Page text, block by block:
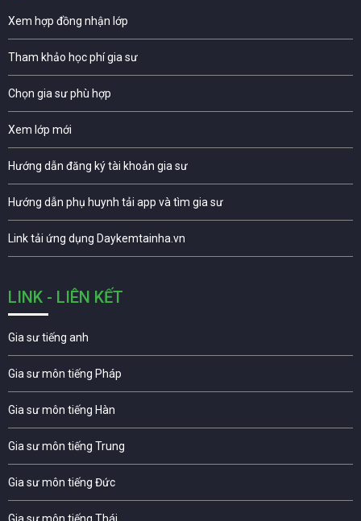
Xem hợp đồng nhận lớp
Tham khảo học phí gia sư
Chọn gia sư phù hợp
Xem lớp mới
Hướng dẫn đăng ký tài khoản gia sư
Hướng dẫn phụ huynh tải app và tìm gia sư
Link tải ứng dụng Daykemtainha.vn
LINK - LIÊN KẾT
Gia sư tiếng anh
Gia sư môn tiếng Pháp
Gia sư môn tiếng Hàn
Gia sư môn tiếng Trung
Gia sư môn tiếng Đức
Gia sư môn tiếng Thái